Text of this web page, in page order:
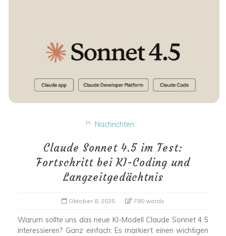
In Nachrichten
Claude Sonnet 4.5 im Test:
Fortschritt bei KI-Coding und
Langzeitgedächtnis
Oktober 8, 2025 780 words
Warum sollte uns das neue KI-Modell Claude Sonnet 4.5
interessieren? Ganz einfach: Es markiert einen wichtigen